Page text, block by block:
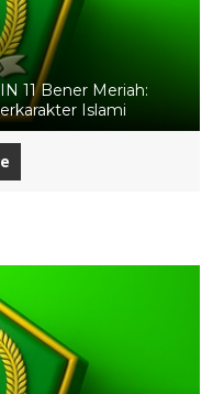
11 Bener Meriah:
Islami